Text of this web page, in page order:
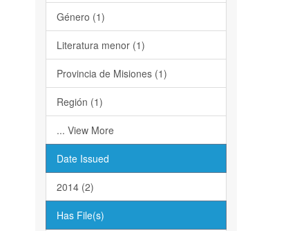
Género (1)
Literatura menor (1)
Provincia de Misiones (1)
Región (1)
... View More
Date Issued
2014 (2)
Has File(s)